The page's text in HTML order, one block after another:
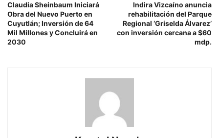
Claudia Sheinbaum Iniciará
Obra del Nuevo Puerto en
Cuyutlán; Inversión de 64
Mil Millones y Concluirá en
2030
Indira Vizcaíno anuncia
rehabilitación del Parque
Regional ‘Griselda Álvarez’
con inversión cercana a $60
mdp.